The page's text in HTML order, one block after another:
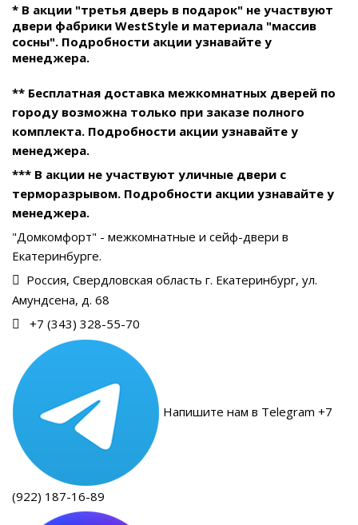
* В акции "третья дверь в подарок" не участвуют
двери фабрики WestStyle и материала "массив
сосны". Подробности акции узнавайте у
менеджера.
** Бесплатная доставка межкомнатных дверей по
городу возможна только при заказе полного
комплекта. Подробности акции узнавайте у
менеджера.
*** В акции не участвуют уличные двери с
терморазрывом. Подробности акции узнавайте у
менеджера.
"Домкомфорт" - межкомнатные и сейф-двери в
Екатеринбурге.
Россия, Свердловская область г. Екатеринбург, ул.
Амундсена, д. 68
+7 (343) 328-55-70
Напишите нам в Telegram +7
(922) 187-16-89